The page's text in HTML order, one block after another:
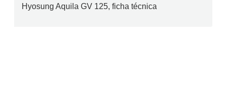
Hyosung Aquila GV 125, ficha técnica